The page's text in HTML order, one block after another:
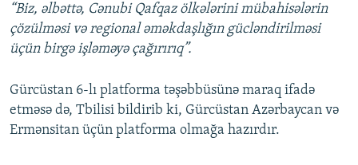
“Biz, əlbəttə, Cənubi Qafqaz ölkələrini mübahisələrin
çözülməsi və regional əməkdaşlığın gücləndirilməsi
üçün birgə işləməyə çağırırıq”.
Gürcüstan 6-lı platforma təşəbbüsünə maraq ifadə
etməsə də, Tbilisi bildirib ki, Gürcüstan Azərbaycan və
Ermənsitan üçün platforma olmağa hazırdır.